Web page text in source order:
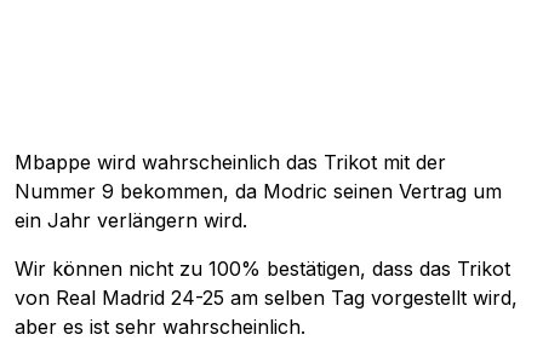
Mbappe wird wahrscheinlich das Trikot mit der
Nummer 9 bekommen, da Modric seinen Vertrag um
ein Jahr verlängern wird.
Wir können nicht zu 100% bestätigen, dass das Trikot
von Real Madrid 24-25 am selben Tag vorgestellt wird,
aber es ist sehr wahrscheinlich.